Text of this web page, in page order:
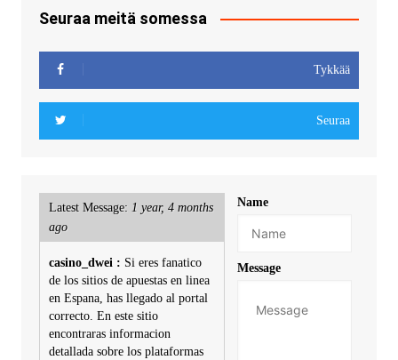
Seuraa meitä somessa
Tykkää
Seuraa
Latest Message: 1 year, 4 months
ago
casino_dwei : Si eres fanatico
de los sitios de apuestas en linea
en Espana, has llegado al portal
correcto. En este sitio
encontraras informacion
detallada sobre los plataformas
Name
Message